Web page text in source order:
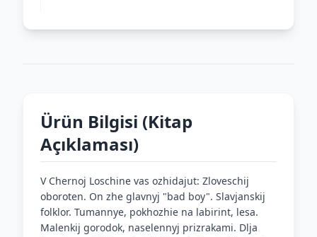
Ürün Bilgisi (Kitap
Açıklaması)
V Chernoj Loschine vas ozhidajut: Zloveschij
oboroten. On zhe glavnyj "bad boy". Slavjanskij
folklor. Tumannye, pokhozhie na labirint, lesa.
Malenkij gorodok, naselennyj prizrakami. Dlja